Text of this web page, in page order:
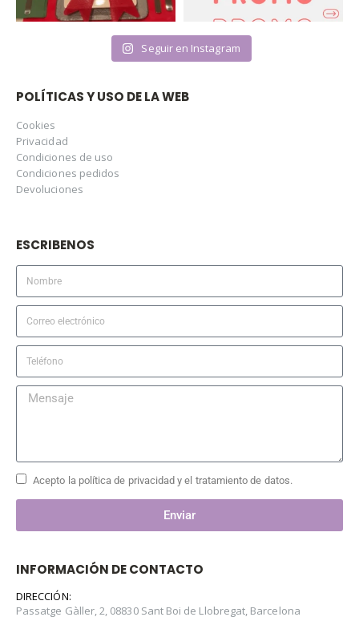
Seguir en Instagram
POLÍTICAS Y USO DE LA WEB
Cookies
Privacidad
Condiciones de uso
Condiciones pedidos
Devoluciones
ESCRIBENOS
Acepto la política de privacidad y el tratamiento de datos.
Enviar
INFORMACIÓN DE CONTACTO
DIRECCIÓN:
Passatge Gàller, 2, 08830 Sant Boi de Llobregat, Barcelona